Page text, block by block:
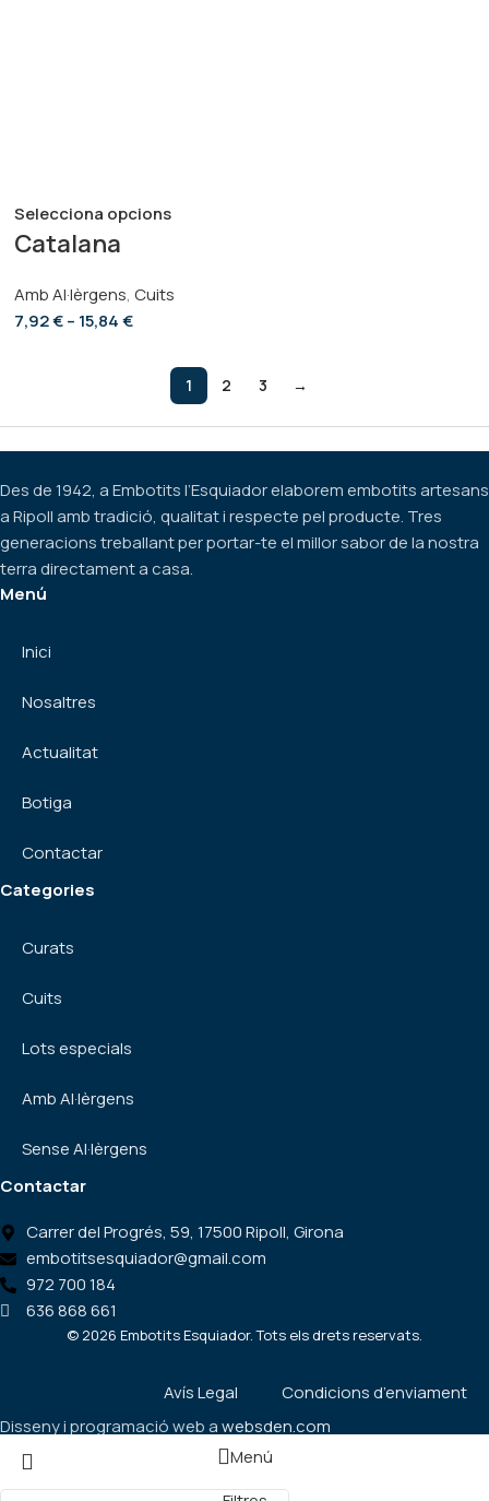
Selecciona opcions
Catalana
Amb Al·lèrgens, Cuits
7,92€– 15,84€
1 2 3 →
Des de 1942, a Embotits l’Esquiador elaborem embotits artesans
a Ripoll amb tradició, qualitat i respecte pel producte. Tres
generacions treballant per portar-te el millor sabor de la nostra
terra directament a casa.
Menú
Inici
Nosaltres
Actualitat
Botiga
Contactar
Categories
Curats
Cuits
Lots especials
Amb Al·lèrgens
Sense Al·lèrgens
Contactar
Carrer del Progrés, 59, 17500 Ripoll, Girona
embotitsesquiador@gmail.com
972 700 184
636 868 661
© 2026 Embotits Esquiador. Tots els drets reservats.
Avís Legal
Condicions d’enviament
Disseny i programació web awebsden.com
Menú